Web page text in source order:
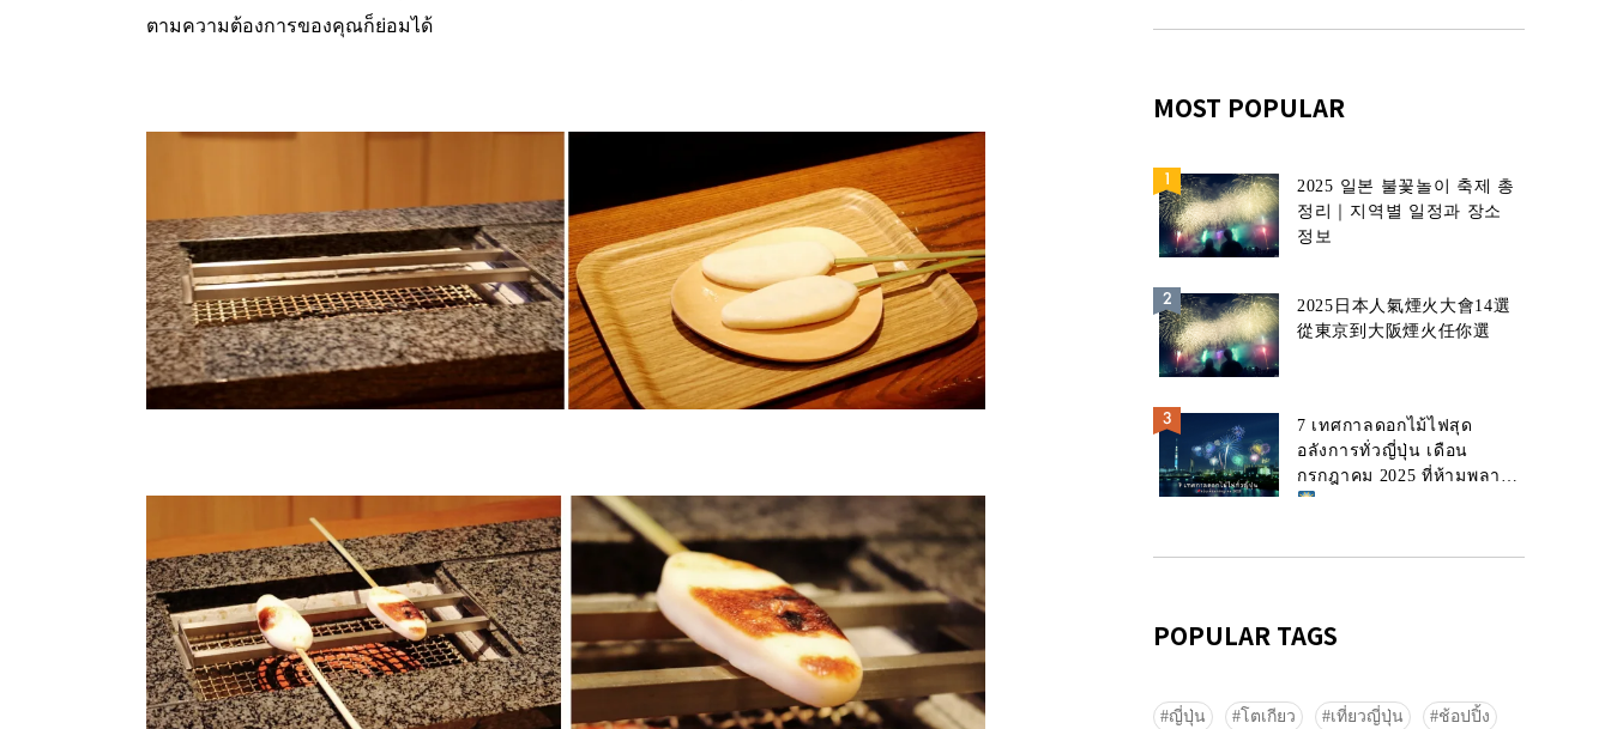
ตามความต้องการของคุณก็ย่อมได้
MOST POPULAR
2025 일본 불꽃놀이 축제 총
정리｜지역별 일정과 장소
정보
2025日本人氣煙火大會14選
從東京到大阪煙火任你選
7 เทศกาลดอกไม้ไฟสุด
อลังการทั่วญี่ปุ่น เดือน
กรกฎาคม 2025 ที่ห้ามพลาด!
POPULAR TAGS
ญี่ปุ่น โตเกียว เที่ยวญี่ปุ่น ช้อปปิ้ง